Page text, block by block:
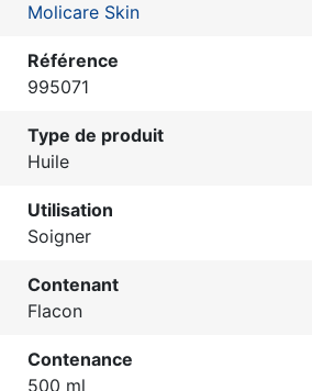
Molicare Skin
Référence
995071
Type de produit
Huile
Utilisation
Soigner
Contenant
Flacon
Contenance
500 ml